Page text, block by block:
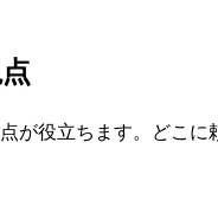
役立ちます。どこ